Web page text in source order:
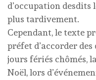
d’occupation
plus tardivement.
Cependant, le texte
préfet d’accorder
jours fériés chômés,
Noël, lors